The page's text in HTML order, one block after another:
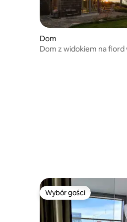
Dom
Dom z widokiem na fiord
Wybór gości
Wybór gości